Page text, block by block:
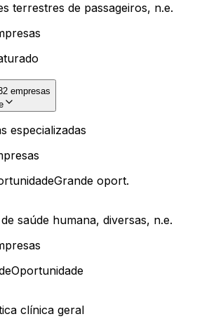
terrestres de passageiros, n.e.
empresas
especializadas
Grande oport.
saúde humana, diversas, n.e.
Oportunidade
clínica geral